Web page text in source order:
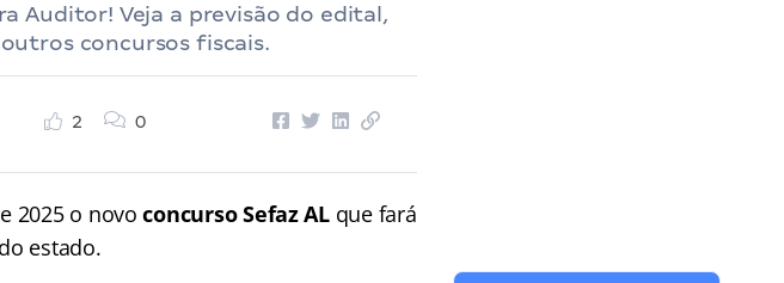
Auditor! Veja a previsão do edital,
concursos fiscais.
2 0
2025 o novoconcurso Sefaz ALque fará
estado.